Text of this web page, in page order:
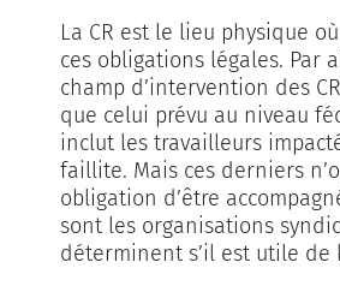
La CR est le lieu physique
ces obligations légales. Par
champ d’intervention des
que celui prévu au niveau
inclut les travailleurs
faillite. Mais ces derniers
obligation d’être
sont les organisations
déterminent s’il est utile de